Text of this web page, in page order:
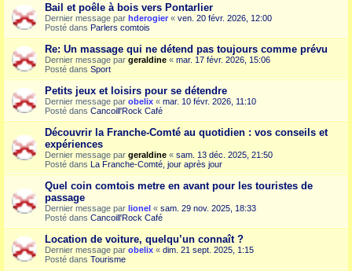
Bail et poêle à bois vers Pontarlier
Dernier message par hderogier « ven. 20 févr. 2026, 12:00
Posté dans Parlers comtois
Re: Un massage qui ne détend pas toujours comme prévu
Dernier message par geraldine « mar. 17 févr. 2026, 15:06
Posté dans Sport
Petits jeux et loisirs pour se détendre
Dernier message par obelix « mar. 10 févr. 2026, 11:10
Posté dans Cancoill'Rock Café
Découvrir la Franche-Comté au quotidien : vos conseils et
expériences
Dernier message par geraldine « sam. 13 déc. 2025, 21:50
Posté dans La Franche-Comté, jour après jour
Quel coin comtois metre en avant pour les touristes de
passage
Dernier message par lionel « sam. 29 nov. 2025, 18:33
Posté dans Cancoill'Rock Café
Location de voiture, quelqu’un connaît ?
Dernier message par obelix « dim. 21 sept. 2025, 1:15
Posté dans Tourisme